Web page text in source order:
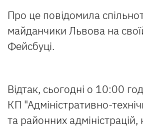
Про це повідомила
майданчики Львова на
Фейсбуці.
Відтак, сьогодні о 10:00
КП "Адміністративно-
та районних адміністрацій,